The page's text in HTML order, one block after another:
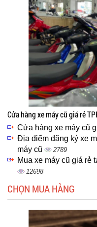
Cửa hàng xe máy cũ giá rẻ
Cửa hàng xe máy cũ
Địa điểm đăng ký xe
máy cũ
2789
Mua xe máy cũ giá rẻ
12698
CHỌN MUA HÀNG